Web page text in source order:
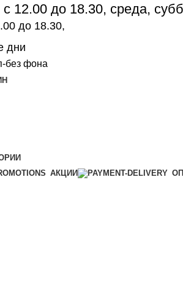
12.00 до 18.30, среда,
до 18.30,
дни
АКЦИИ